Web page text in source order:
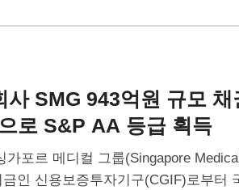
사 SMG 943억원 규모 채
로 S&P AA 등급 획득
가포르 메디컬 그룹(Singapore
인 신용보증투자기구(CGIF)로부터